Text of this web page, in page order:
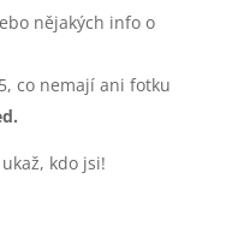
nějakých info o
co nemají ani fotku
kdo jsi!